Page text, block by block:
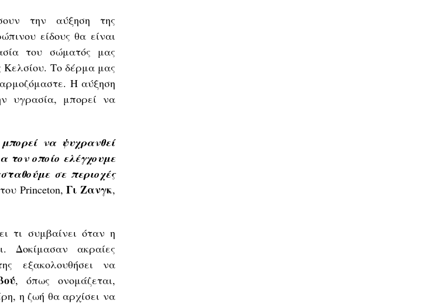
την αύξηση της
είδους θα είναι
του σώματός μας
Κελσίου. Το δέρμα μας
Η αύξηση
υγρασία, μπορεί να
να ψυχρανθεί
τον οποίο ελέγχουμε
σε περιοχές
Princeton, Γι Ζανγκ,
τι συμβαίνει όταν η
Δοκίμασαν ακραίες
εξακολουθήσει να
, όπως ονομάζεται,
η ζωή θα αρχίσει να